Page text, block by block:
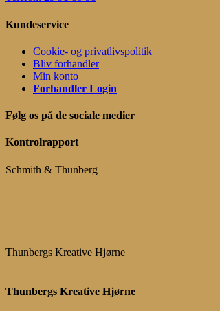
Kundeservice
Cookie- og privatlivspolitik
Bliv forhandler
Min konto
Forhandler Login
Følg os på de sociale medier
Kontrolrapport
Schmith & Thunberg
Thunbergs Kreative Hjørne
Thunbergs Kreative Hjørne